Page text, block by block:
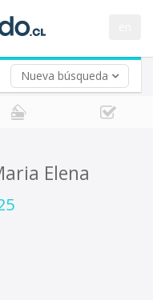
Nueva búsqueda
Elena